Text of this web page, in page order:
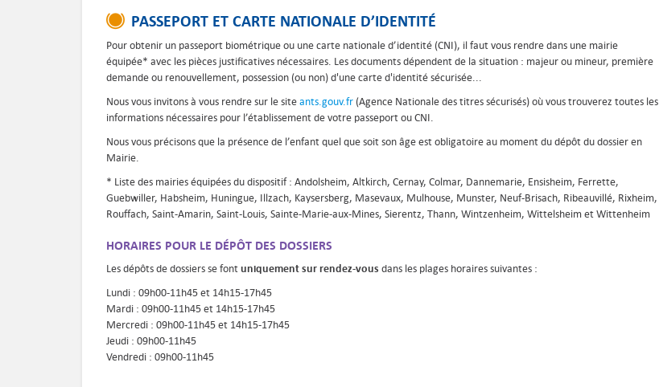
PASSEPORT ET CARTE NATIONALE D’IDENTITÉ
Pour obtenir un passeport biométrique ou une carte nationale d’identité (CNI), il faut vous rendre dans une mairie
équipée* avec les pièces justificatives nécessaires. Les documents dépendent de la situation : majeur ou mineur, première
demande ou renouvellement, possession (ou non) d'une carte d'identité sécurisée...
Nous vous invitons à vous rendre sur le siteants.gouv.fr (Agence Nationale des titres sécurisés) où vous trouverez toutes les
informations nécessaires pour l’établissement de votre passeport ou CNI.
Nous vous précisons que la présence de l’enfant quel que soit son âge est obligatoire au moment du dépôt du dossier en
Mairie.
* Liste des mairies équipées du dispositif : Andolsheim, Altkirch, Cernay, Colmar, Dannemarie, Ensisheim, Ferrette,
Guebwiller, Habsheim, Huningue, Illzach, Kaysersberg, Masevaux, Mulhouse, Munster, Neuf-Brisach, Ribeauvillé, Rixheim,
Rouffach, Saint-Amarin, Saint-Louis, Sainte-Marie-aux-Mines, Sierentz, Thann, Wintzenheim, Wittelsheim et Wittenheim
HORAIRES POUR LE DÉPÔT DES DOSSIERS
Les dépôts de dossiers se fontuniquement sur rendez-vous dans les plages horaires suivantes :
Lundi : 09h00-11h45 et 14h15-17h45
Mardi : 09h00-11h45 et 14h15-17h45
Mercredi : 09h00-11h45 et 14h15-17h45
Jeudi : 09h00-11h45
Vendredi : 09h00-11h45